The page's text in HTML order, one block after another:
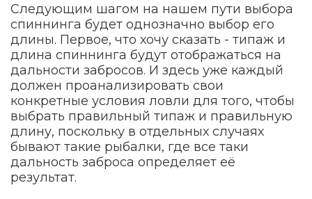
Следующим шагом на нашем пути выбора
спиннинга будет однозначно выбор его
длины. Первое, что хочу сказать - типаж и
длина спиннинга будут отображаться на
дальности забросов. И здесь уже каждый
должен проанализировать свои
конкретные условия ловли для того, чтобы
выбрать правильный типаж и правильную
длину, поскольку в отдельных случаях
бывают такие рыбалки, где все таки
дальность заброса определяет её
результат.